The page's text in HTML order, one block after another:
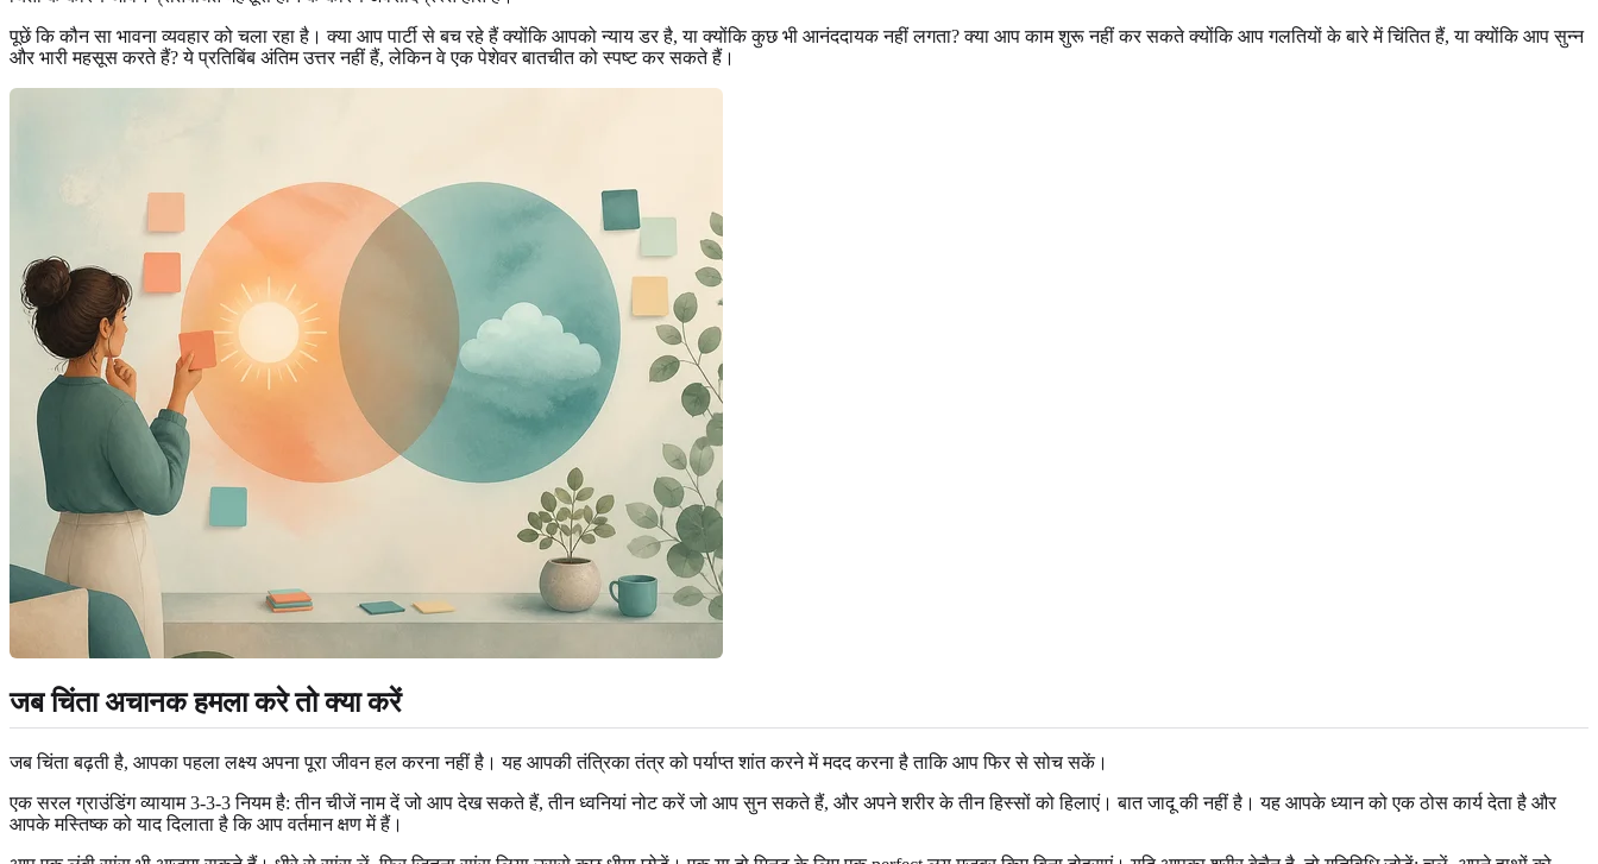
पूछें कि कौन सा भावना व्यवहार को चला रहा है। क्या आप पार्टी से बच रहे हैं क्योंकि आपको न्याय डर है, या क्योंकि कुछ भी आनंददायक नहीं लगता? क्या आप काम शुरू नहीं कर सकते क्योंकि आप गलतियों के बारे में चिंतित हैं, या क्योंकि आप सुन्न
और भारी महसूस करते हैं? ये प्रतिबिंब अंतिम उत्तर नहीं हैं, लेकिन वे एक पेशेवर बातचीत को स्पष्ट कर सकते हैं।
जब चिंता अचानक हमला करे तो क्या करें
जब चिंता बढ़ती है, आपका पहला लक्ष्य अपना पूरा जीवन हल करना नहीं है। यह आपकी तंत्रिका तंत्र को पर्याप्त शांत करने में मदद करना है ताकि आप फिर से सोच सकें।
एक सरल ग्राउंडिंग व्यायाम 3-3-3 नियम है: तीन चीजें नाम दें जो आप देख सकते हैं, तीन ध्वनियां नोट करें जो आप सुन सकते हैं, और अपने शरीर के तीन हिस्सों को हिलाएं। बात जादू की नहीं है। यह आपके ध्यान को एक ठोस कार्य देता है और
आपके मस्तिष्क को याद दिलाता है कि आप वर्तमान क्षण में हैं।